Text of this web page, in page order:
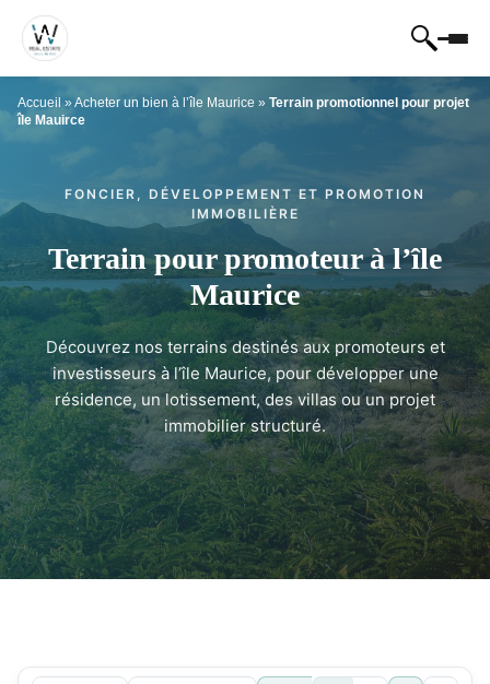
Accueil » Acheter un bien à l’île Maurice » Terrain promotionnel pour projet
île Mauirce
FONCIER, DÉVELOPPEMENT ET PROMOTION
IMMOBILIÈRE
Terrain pour promoteur à l’île
Maurice
Découvrez nos terrains destinés aux promoteurs et
investisseurs à l’île Maurice, pour développer une
résidence, un lotissement, des villas ou un projet
immobilier structuré.